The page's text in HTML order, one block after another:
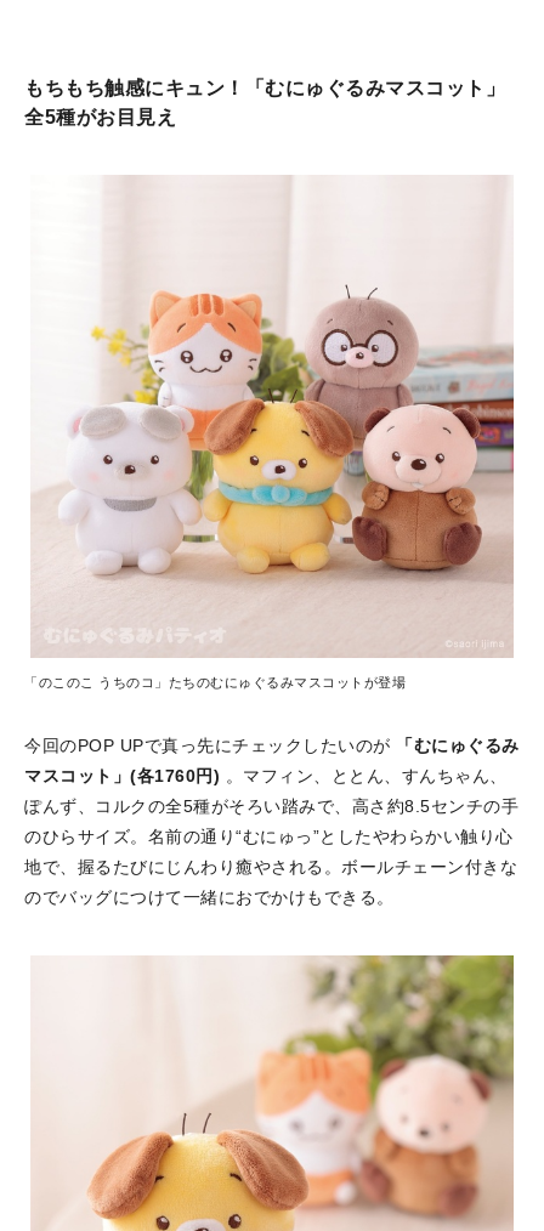
もちもち触感にキュン！「むにゅぐるみマスコット」
全5種がお目見え
「のこのこ うちのコ」たちのむにゅぐるみマスコットが登場
今回のPOP UPで真っ先にチェックしたいのが
「むにゅぐるみ
マスコット」(各1760円) 。マフィン、ととん、すんちゃん、
ぽんず、コルクの全5種がそろい踏みで、高さ約8.5センチの手
のひらサイズ。名前の通り“むにゅっ”としたやわらかい触り心
地で、握るたびにじんわり癒やされる。ボールチェーン付きな
のでバッグにつけて一緒におでかけもできる。